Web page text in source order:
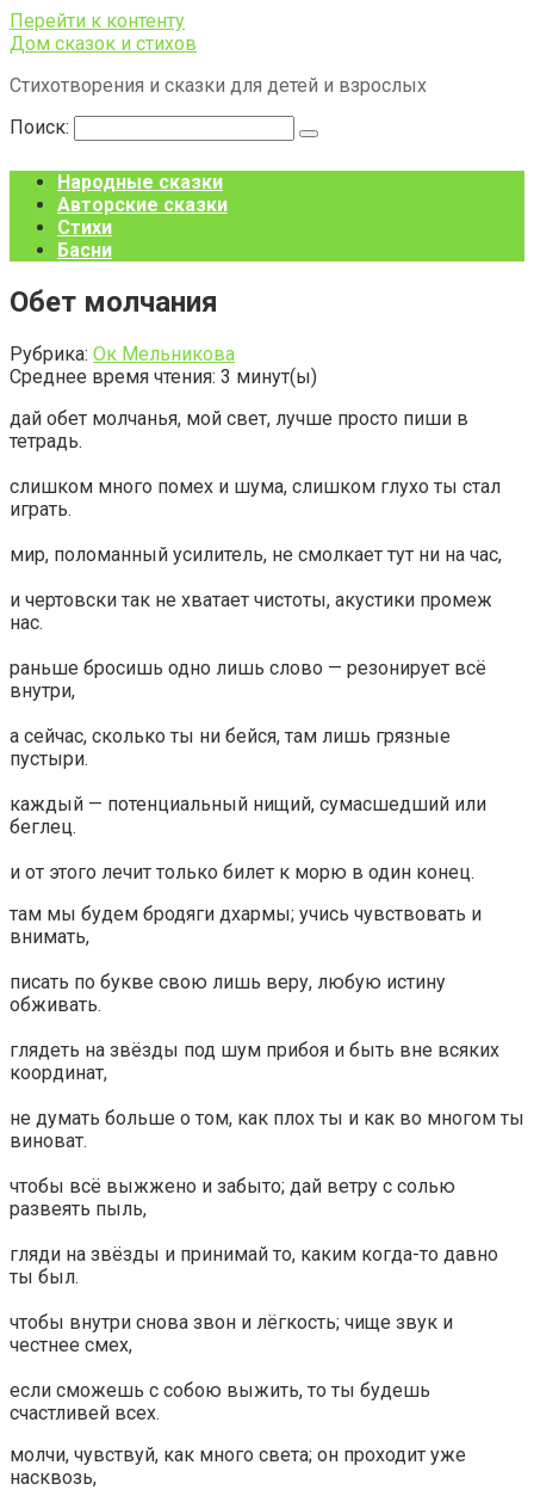
Перейти к контенту
Дом сказок и стихов
Стихотворения и сказки для детей и взрослых
Поиск:
Народные сказки
Авторские сказки
Стихи
Басни
Обет молчания
Рубрика: Ок Мельникова
Среднее время чтения: 3 минут(ы)
дай обет молчанья, мой свет, лучше просто пиши в
тетрадь.
слишком много помех и шума, слишком глухо ты стал
играть.
мир, поломанный усилитель, не смолкает тут ни на час,
и чертовски так не хватает чистоты, акустики промеж
нас.
раньше бросишь одно лишь слово — резонирует всё
внутри,
а сейчас, сколько ты ни бейся, там лишь грязные
пустыри.
каждый — потенциальный нищий, сумасшедший или
беглец.
и от этого лечит только билет к морю в один конец.
там мы будем бродяги дхармы; учись чувствовать и
внимать,
писать по букве свою лишь веру, любую истину
обживать.
глядеть на звёзды под шум прибоя и быть вне всяких
координат,
не думать больше о том, как плох ты и как во многом ты
виноват.
чтобы всё выжжено и забыто; дай ветру с солью
развеять пыль,
гляди на звёзды и принимай то, каким когда-то давно
ты был.
чтобы внутри снова звон и лёгкость; чище звук и
честнее смех,
если сможешь с собою выжить, то ты будешь
счастливей всех.
молчи, чувствуй, как много света; он проходит уже
насквозь,